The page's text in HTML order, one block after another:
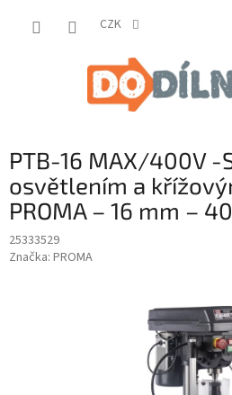
CZK
PTB-16 MAX/400V
osvětlením a
PROMA – 16 mm –
25333529
Značka: PROMA